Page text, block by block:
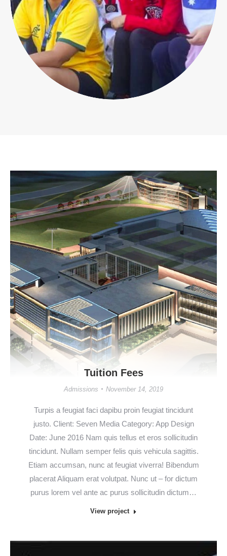
Tuition Fees
Admissions November 14, 2019
Turpis a feugiat faci dapibu proin feugiat tincidunt
justo. Client: Seven Media Category: App Design
Date: June 2016 Nam quis tellus et eros sollicitudin
tincidunt. Nullam semper felis quis vehicula sagittis.
Etiam accumsan, nunc at feugiat viverra! Bibendum
placerat Aliquam erat volutpat. Nunc ut – for dictum
purus lorem vel ante ac purus sollicitudin dictum…
View project